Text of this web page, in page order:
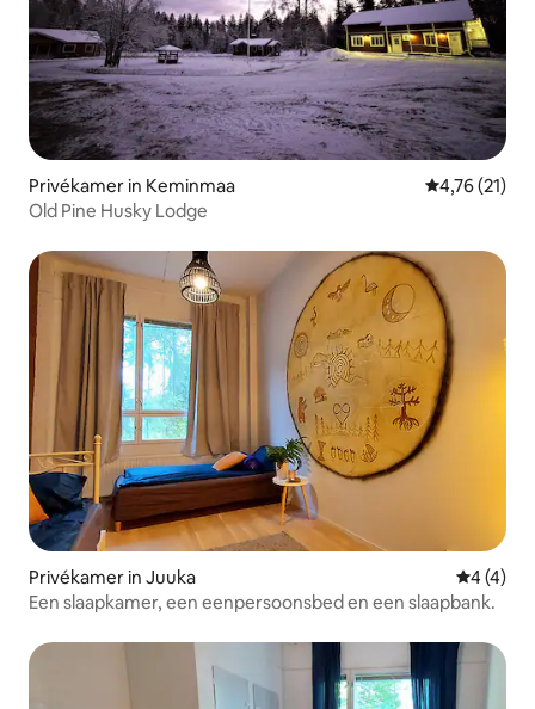
Privékamer in Keminmaa Gemiddelde
4,76 (21)
Old Pine Husky Lodge
Privékamer in Juuka
4 (4)
Een slaapkamer, een eenpersoonsbed en een slaapbank.